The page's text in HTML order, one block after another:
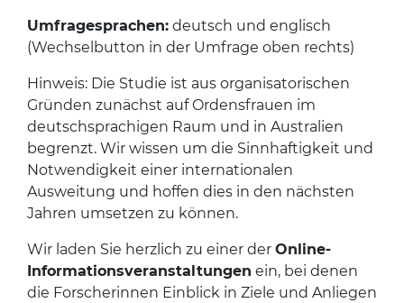
Umfragesprachen: deutsch und englisch
(Wechselbutton in der Umfrage oben rechts)
Hinweis: Die Studie ist aus organisatorischen
Gründen zunächst auf Ordensfrauen im
deutschsprachigen Raum und in Australien
begrenzt. Wir wissen um die Sinnhaftigkeit und
Notwendigkeit einer internationalen
Ausweitung und hoffen dies in den nächsten
Jahren umsetzen zu können.
Wir laden Sie herzlich zu einer der Online-
Informationsveranstaltungen ein, bei denen
die Forscherinnen Einblick in Ziele und Anliegen